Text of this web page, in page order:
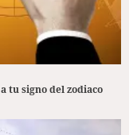
tu signo del zodiaco